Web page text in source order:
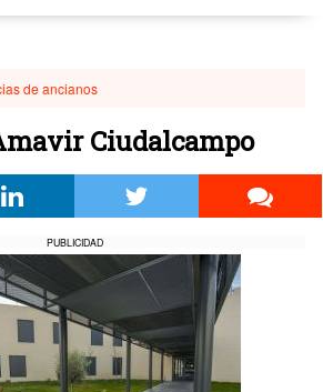
de ancianos
Ciudalcampo
PUBLICIDAD